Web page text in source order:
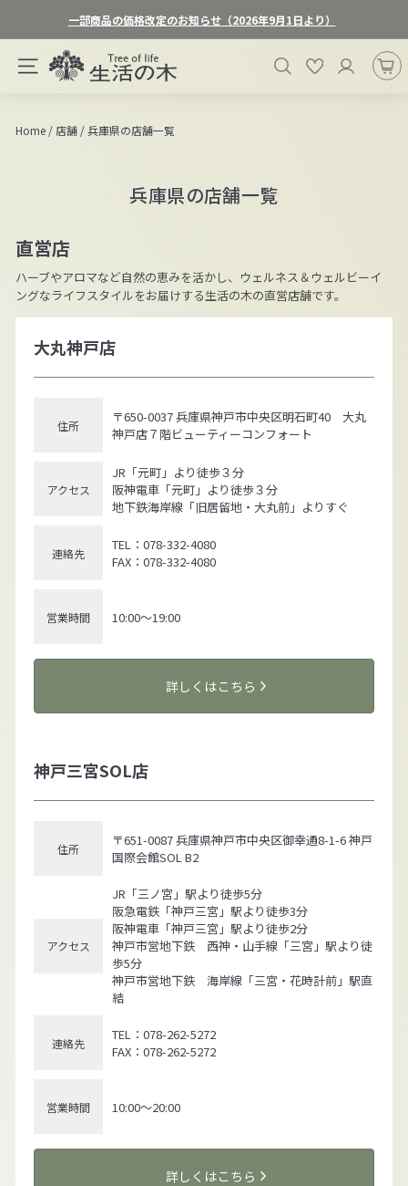
ス
一
す
る
一部商品の価格改定のお知らせ（2026年9月1日より）
サイトナビゲーション
生
活
木
ン
ス
ト
ア
検索 お気に入り
Home / 店舗 /兵庫県の店舗一覧
兵庫県の店舗一覧
直営店
ハーブやアロマなど自然の恵みを活かし、ウェルネス＆ウェルビーイ
ングなライフスタイルをお届けする生活の木の直営店舗です。
大丸神戸店
住所
〒650-0037 兵庫県神戸市中央区明石町40 大丸
神戸店７階ビューティーコンフォート
アクセス
JR「元町」より徒歩３分
阪神電車「元町」より徒歩３分
地下鉄海岸線「旧居留地・大丸前」よりすぐ
連絡先
TEL：078-332-4080
FAX：078-332-4080
営業時間 10:00～19:00
詳しくはこちら
神戸三宮SOL店
住所
〒651-0087 兵庫県神戸市中央区御幸通8-1-6 神戸
国際会館SOL B2
アクセス
JR「三ノ宮」駅より徒歩5分
阪急電鉄「神戸三宮」駅より徒歩3分
阪神電車「神戸三宮」駅より徒歩2分
神戸市営地下鉄 西神・山手線「三宮」駅より徒
歩5分
神戸市営地下鉄 海岸線「三宮・花時計前」駅直
結
連絡先
TEL：078-262-5272
FAX：078-262-5272
営業時間 10:00～20:00
詳しくはこちら